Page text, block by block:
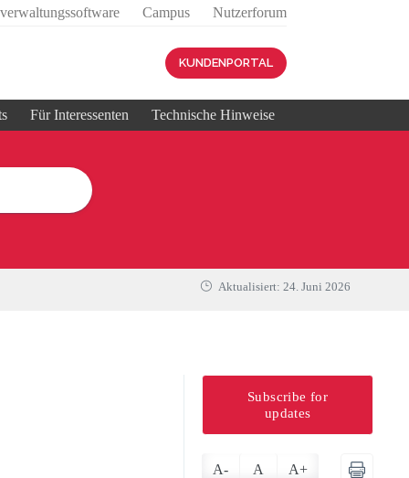
Campus Nutzerforum
KUNDENPORTAL
Für Interessenten Technische Hinweise
Aktualisiert: 24. Juni 2026
Subscribe for
updates
A- A A+